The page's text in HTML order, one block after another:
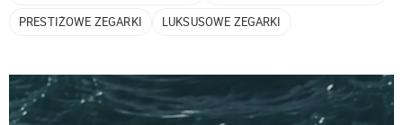
PRESTIŻOWE ZEGARKI
LUKSUSOWE ZEGARKI